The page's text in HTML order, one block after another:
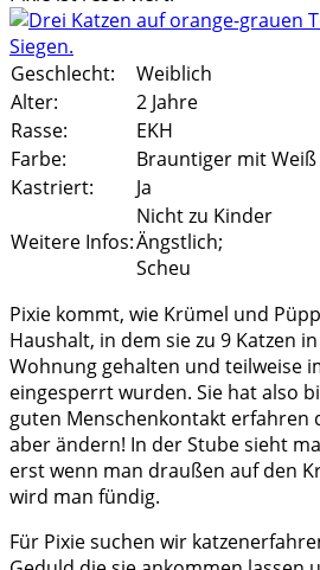
Geschlecht:
Weiblich
Alter:
2 Jahre
Rasse:
EKH
Farbe:
Brauntiger mit Weiß
Kastriert:
Ja
Weitere Infos:
Nicht zu Kinder
Ängstlich;
Scheu
Pixie kommt, wie Krümel und
Haushalt, in dem sie zu 9 Katzen
Wohnung gehalten und teilweise
eingesperrt wurden. Sie hat also
guten Menschenkontakt erfahren
aber ändern! In der Stube sieht
erst wenn man draußen auf den
wird man fündig.
Für Pixie suchen wir